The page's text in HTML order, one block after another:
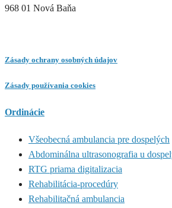
968 01 Nová Baňa
Zásady ochrany osobných údajov
Zásady používania cookies
Ordinácie
Všeobecná ambulancia pre dospelých
Abdominálna ultrasonografia u
RTG priama digitalizacia
Rehabilitácia-procedúry
Rehabilitačná ambulancia